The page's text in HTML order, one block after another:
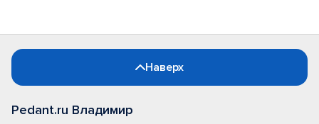
Наверх
Pedant.ru Владимир